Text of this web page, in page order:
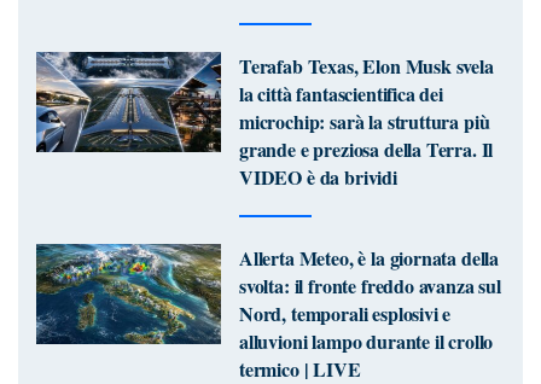
Terafab Texas, Elon Musk svela
la città fantascientifica dei
microchip: sarà la struttura più
grande e preziosa della Terra. Il
VIDEO è da brividi
Allerta Meteo, è la giornata della
svolta: il fronte freddo avanza sul
Nord, temporali esplosivi e
alluvioni lampo durante il crollo
termico | LIVE